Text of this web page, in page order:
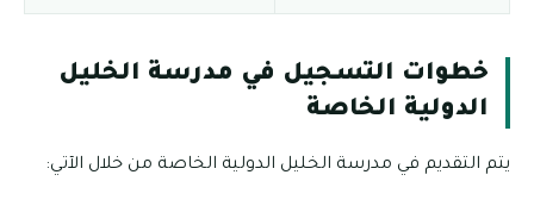
خطوات التسجيل في مدرسة الخليل
الدولية الخاصة
يتم التقديم في مدرسة الخليل الدولية الخاصة من خلال الآتي: